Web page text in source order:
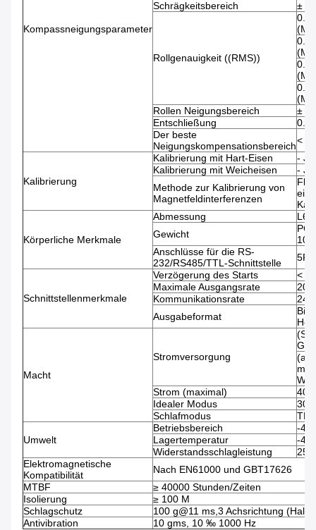
Kompassneigungsparameter
Schrägkeitsbereich ±
Rollgenauigkeit ((RMS))
Rollen Neigungsbereich
±
Entschließung
0.1°
Der beste
Neigungskompensationsbereich<
Kalibrierung
Kalibrierung mit Hart-Eisen
-
Kalibrierung mit Weicheisen
-
Methode zur Kalibrierung von
Magnetfeldinterferenzen
Körperliche Merkmale
Abmessung
Gewicht
100
Anschlüsse für die RS-
232/RS485/TTL-Schnittstelle
Schnittstellenmerkmale
Verzögerung des Starts
<
Maximale Ausgangsrate
20
Kommunikationsrate
Ausgabeformat
Macht
Stromversorgung
(auf
Strom (maximal)
40
Idealer Modus
30
Schlafmodus
TBD
Umwelt
Betriebsbereich
-
Lagertemperatur
-
Widerstandsschlagleistung
Elektromagnetische
Kompatibilität
Nach EN61000 und GBT17626
MTBF
≥ 40000 Stunden/Zeiten
Isolierung
≥ 100 M
Schlagschutz
100 g@11 ms,3 Achsrichtung
Antivibration
10 gms, 10 ‰ 1000 Hz